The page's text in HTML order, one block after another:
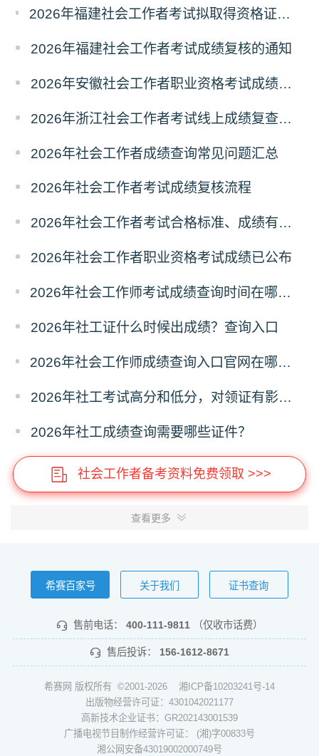
2026年福建社会工作者考试拟取得资格证书相关人员承诺情况的公示
2026年福建社会工作者考试成绩复核的通知
2026年安徽社会工作者职业资格考试成绩复查的通知
2026年浙江社会工作者考试线上成绩复查申请的通知
2026年社会工作者成绩查询常见问题汇总
2026年社会工作者考试成绩复核流程
2026年社会工作者考试合格标准、成绩有效期
2026年社会工作者职业资格考试成绩已公布
2026年社会工作师考试成绩查询时间在哪天？历年成绩查询时间
2026年社工证什么时候出成绩？查询入口
2026年社会工作师成绩查询入口官网在哪？怎么查询？
2026年社工考试高分和低分，对领证有影响吗？
2026年社工成绩查询需要哪些证件？
社会工作者备考资料免费领取 >>>
查看更多
希赛百家号 关于我们 证书查询
售前电话： 400-111-9811 （仅收市话费）
售后投诉： 156-1612-8671
希赛网 版权所有 ©2001-2026 湘ICP备10203241号-14
出版物经营许可证：4301042021177
高新技术企业证书：GR202143001539
广播电视节目制作经营许可证： (湘)字00833号
湘公网安备43019002000749号